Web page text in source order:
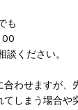
も
00
ください。
わせますが、
しまう場合や